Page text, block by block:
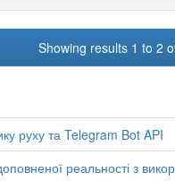
Showing results 1 to 2
руху та Telegram Bot API
реальності з